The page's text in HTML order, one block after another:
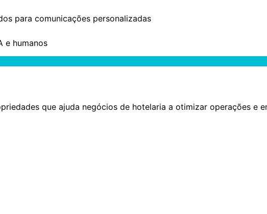
para comunicações personalizadas
e humanos
que ajuda negócios de hotelaria a otimizar operações e